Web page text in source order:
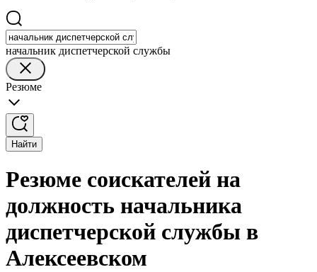
начальник диспетчерской службы
Резюме
Найти
Резюме соискателей на
должность начальника
диспетчерской службы в
Алексеевском